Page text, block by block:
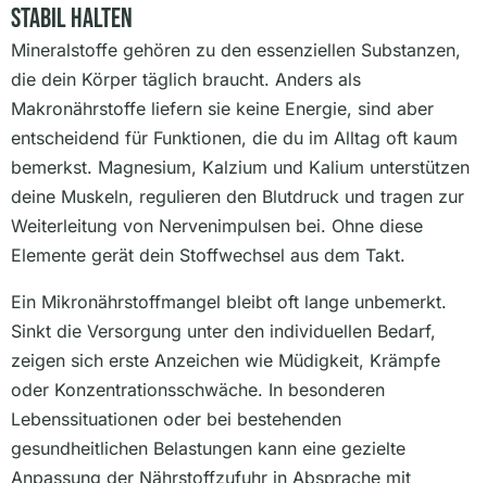
Stabil Halten
Mineralstoffe gehören zu den essenziellen Substanzen,
die dein Körper täglich braucht. Anders als
Makronährstoffe liefern sie keine Energie, sind aber
entscheidend für Funktionen, die du im Alltag oft kaum
bemerkst. Magnesium, Kalzium und Kalium unterstützen
deine Muskeln, regulieren den Blutdruck und tragen zur
Weiterleitung von Nervenimpulsen bei. Ohne diese
Elemente gerät dein Stoffwechsel aus dem Takt.
Ein Mikronährstoffmangel bleibt oft lange unbemerkt.
Sinkt die Versorgung unter den individuellen Bedarf,
zeigen sich erste Anzeichen wie Müdigkeit, Krämpfe
oder Konzentrationsschwäche. In besonderen
Lebenssituationen oder bei bestehenden
gesundheitlichen Belastungen kann eine gezielte
Anpassung der Nährstoffzufuhr in Absprache mit